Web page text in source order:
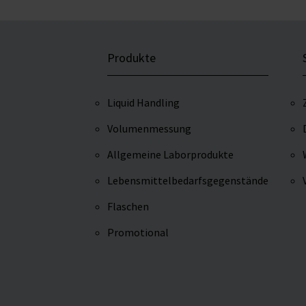
Produkte
Liquid Handling
Volumenmessung
Allgemeine Laborprodukte
Lebensmittelbedarfsgegenstände
Flaschen
Promotional